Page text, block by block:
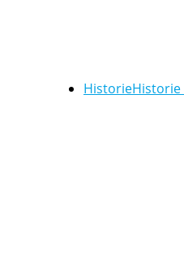
HistorieHistorie